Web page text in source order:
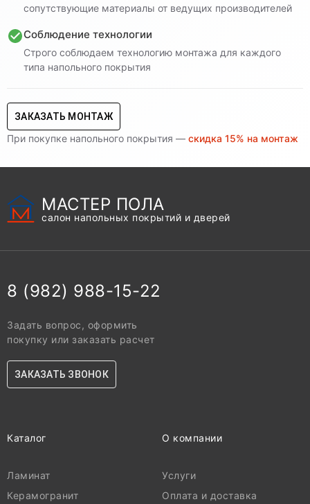
сопутствующие материалы от ведущих производителей
Соблюдение технологии
Строго соблюдаем технологию монтажа для каждого
типа напольного покрытия
ЗАКАЗАТЬ МОНТАЖ
При покупке напольного покрытия — скидка 15% на монтаж
МАСТЕР ПОЛА
салон напольных покрытий и дверей
8 (982) 988-15-22
Задать вопрос, оформить
покупку или заказать расчет
ЗАКАЗАТЬ ЗВОНОК
Каталог
Ламинат
Керамогранит
О компании
Услуги
Оплата и доставка